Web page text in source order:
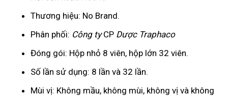
Thương hiệu: No Brand.
Phân phối: Công tyCP Dược Traphaco
Đóng gói: Hộp nhỏ 8 viên, hộp lớn 32 viên.
Số lần sử dụng: 8 lần và 32 lần.
Mùi vị: Không mầu, không mùi, không vị và không